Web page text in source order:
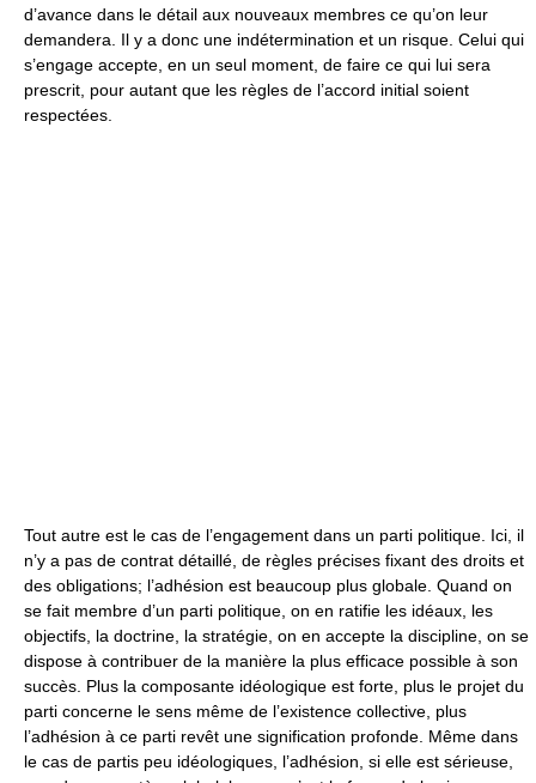
d’avance dans le détail aux nouveaux membres ce qu’on leur
demandera. Il y a donc une indétermination et un risque. Celui qui
s’engage accepte, en un seul moment, de faire ce qui lui sera
prescrit, pour autant que les règles de l’accord initial soient
respectées.
Tout autre est le cas de l’engagement dans un parti politique. Ici, il
n’y a pas de contrat détaillé, de règles précises fixant des droits et
des obligations; l’adhésion est beaucoup plus globale. Quand on
se fait membre d’un parti politique, on en ratifie les idéaux, les
objectifs, la doctrine, la stratégie, on en accepte la discipline, on se
dispose à contribuer de la manière la plus efficace possible à son
succès. Plus la composante idéologique est forte, plus le projet du
parti concerne le sens même de l’existence collective, plus
l’adhésion à ce parti revêt une signification profonde. Même dans
le cas de partis peu idéologiques, l’adhésion, si elle est sérieuse,